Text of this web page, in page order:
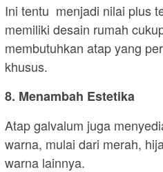
Ini tentu menjadi nilai plus
memiliki desain rumah
membutuhkan atap yang
khusus.
8. Menambah Estetika
Atap galvalum juga
warna, mulai dari merah,
warna lainnya.